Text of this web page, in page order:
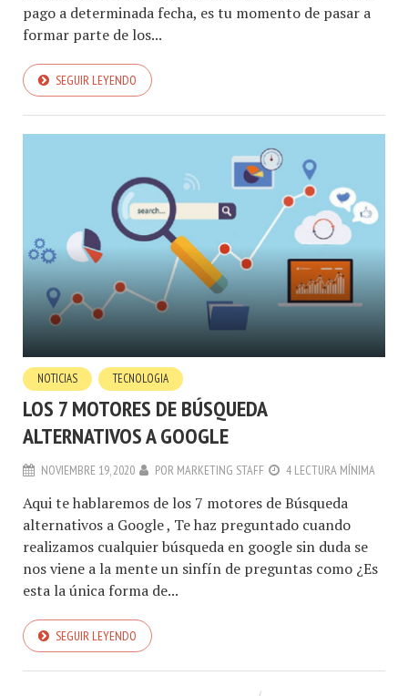
pago a determinada fecha, es tu momento de pasar a
formar parte de los...
SEGUIR LEYENDO
NOTICIAS TECNOLOGIA
LOS 7 MOTORES DE BÚSQUEDA
ALTERNATIVOS A GOOGLE
NOVIEMBRE 19, 2020 POR MARKETING STAFF 4 LECTURA MÍNIMA
Aqui te hablaremos de los 7 motores de Búsqueda
alternativos a Google , Te haz preguntado cuando
realizamos cualquier búsqueda en google sin duda se
nos viene a la mente un sinfín de preguntas como ¿Es
esta la única forma de...
SEGUIR LEYENDO